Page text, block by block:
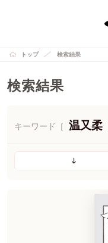
トップ 検索結果
検索結果
キーワード［ 温又柔